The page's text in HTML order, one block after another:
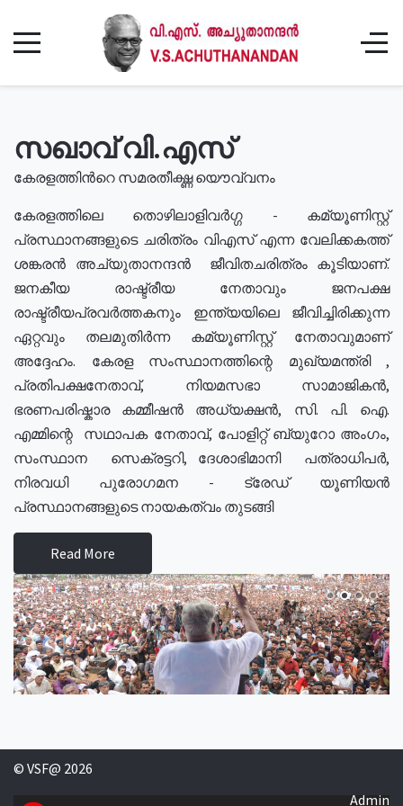
സഖാവ് വി.എസ്
കേരളത്തിൻറെ സമരതീക്ഷ്ണ യൌവ്വനം
കേരളത്തിലെ തൊഴിലാളിവർഗ്ഗ - കമ്യൂണിസ്റ്റ്
പ്രസ്ഥാനങ്ങളുടെ ചരിത്രം വിഎസ് എന്ന വേലിക്കകത്ത്
ശങ്കരൻ അച്യുതാനന്ദൻ ജീവിതചരിത്രം കൂടിയാണ്.
ജനകീയ രാഷ്ട്രീയ നേതാവും ജനപക്ഷ
രാഷ്ട്രീയപ്രവർത്തകനും ഇന്ത്യയിലെ ജീവിച്ചിരിക്കുന്ന
ഏറ്റവും തലമുതിർന്ന കമ്യൂണിസ്റ്റ് നേതാവുമാണ്
അദ്ദേഹം. കേരള സംസ്ഥാനത്തിന്റെ മുഖ്യമന്ത്രി ,
പ്രതിപക്ഷനേതാവ്, നിയമസഭാ സാമാജികൻ,
ഭരണപരിഷ്കാര കമ്മീഷൻ അധ്യക്ഷൻ, സി. പി. ഐ.
എമ്മിന്റെ സഥാപക നേതാവ്, പോളിറ്റ് ബ്യുറോ അംഗം,
സംസ്ഥാന സെക്രട്ടറി, ദേശാഭിമാനി പത്രാധിപർ,
നിരവധി പുരോഗമന - ട്രേഡ് യൂണിയൻ
പ്രസ്ഥാനങ്ങളുടെ നായകത്വം തുടങ്ങി
Read More
© VSF@ 2026
Admin